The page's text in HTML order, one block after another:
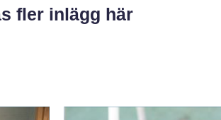
fler inlägg här